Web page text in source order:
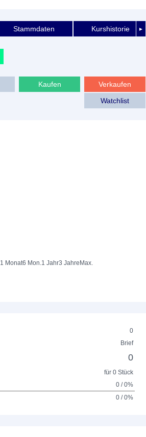
►
Stammdaten Kurshistorie
Verkaufen
Kaufen
Watchlist
1 Monat6 Mon.1 Jahr3 Jahre Max.
0
Brief
0
für 0 Stück
0 / 0%
0 / 0%